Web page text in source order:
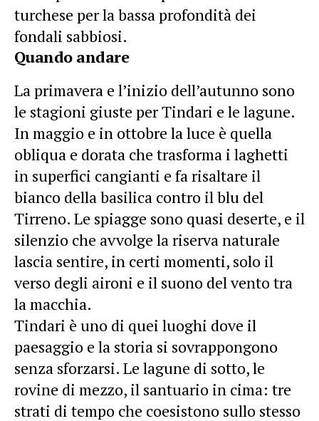
turchese per la bassa profondità dei
fondali sabbiosi.
Quando andare
La primavera e l’inizio dell’autunno sono
le stagioni giuste per Tindari e le lagune.
In maggio e in ottobre la luce è quella
obliqua e dorata che trasforma i laghetti
in superfici cangianti e fa risaltare il
bianco della basilica contro il blu del
Tirreno. Le spiagge sono quasi deserte, e il
silenzio che avvolge la riserva naturale
lascia sentire, in certi momenti, solo il
verso degli aironi e il suono del vento tra
la macchia.
Tindari è uno di quei luoghi dove il
paesaggio e la storia si sovrappongono
senza sforzarsi. Le lagune di sotto, le
rovine di mezzo, il santuario in cima: tre
strati di tempo che coesistono sullo stesso